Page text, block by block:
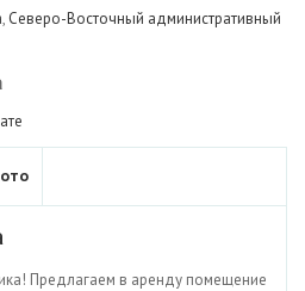
, Северо-Восточный административный
Предлагаем в аренду помещение